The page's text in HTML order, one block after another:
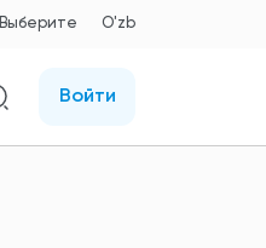
Выберите O'zb
Войти